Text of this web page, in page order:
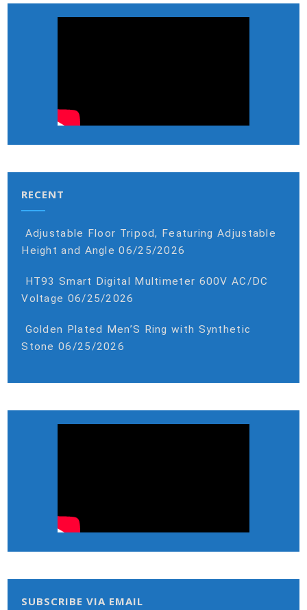
RECENT
Adjustable Floor Tripod, Featuring Adjustable
Height and Angle 06/25/2026
HT93 Smart Digital Multimeter 600V AC/DC
Voltage 06/25/2026
Golden Plated Men’S Ring with Synthetic
Stone 06/25/2026
SUBSCRIBE VIA EMAIL